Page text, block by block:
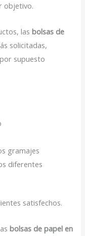
objetivo.
lasbolsas de
solicitadas,
supuesto
gramajes
diferentes
satisfechos.
bolsas de papel en